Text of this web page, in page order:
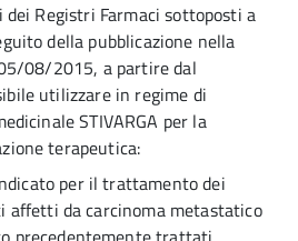
Registri Farmaci sottoposti a
della pubblicazione nella
08/2015, a partire dal
utilizzare in regime di
STIVARGA per la
terapeutica:
per il trattamento dei
affetti da carcinoma metastatico